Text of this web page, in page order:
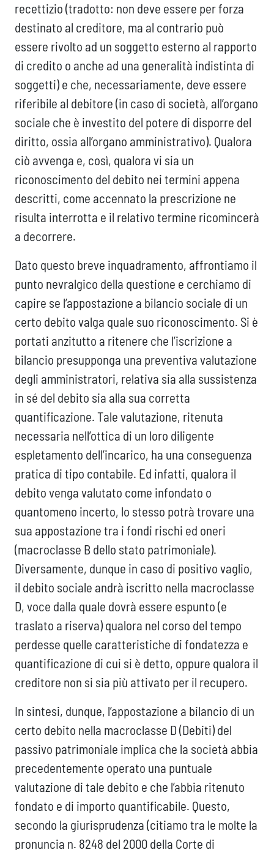
recettizio (tradotto: non deve essere per forza
destinato al creditore, ma al contrario può
essere rivolto ad un soggetto esterno al rapporto
di credito o anche ad una generalità indistinta di
soggetti) e che, necessariamente, deve essere
riferibile al debitore (in caso di società, all’organo
sociale che è investito del potere di disporre del
diritto, ossia all’organo amministrativo). Qualora
ciò avvenga e, così, qualora vi sia un
riconoscimento del debito nei termini appena
descritti, come accennato la prescrizione ne
risulta interrotta e il relativo termine ricomincerà
a decorrere.
Dato questo breve inquadramento, affrontiamo il
punto nevralgico della questione e cerchiamo di
capire se l’appostazione a bilancio sociale di un
certo debito valga quale suo riconoscimento. Si è
portati anzitutto a ritenere che l’iscrizione a
bilancio presupponga una preventiva valutazione
degli amministratori, relativa sia alla sussistenza
in sé del debito sia alla sua corretta
quantificazione. Tale valutazione, ritenuta
necessaria nell’ottica di un loro diligente
espletamento dell’incarico, ha una conseguenza
pratica di tipo contabile. Ed infatti, qualora il
debito venga valutato come infondato o
quantomeno incerto, lo stesso potrà trovare una
sua appostazione tra i fondi rischi ed oneri
(macroclasse B dello stato patrimoniale).
Diversamente, dunque in caso di positivo vaglio,
il debito sociale andrà iscritto nella macroclasse
D, voce dalla quale dovrà essere espunto (e
traslato a riserva) qualora nel corso del tempo
perdesse quelle caratteristiche di fondatezza e
quantificazione di cui si è detto, oppure qualora il
creditore non si sia più attivato per il recupero.
In sintesi, dunque, l’appostazione a bilancio di un
certo debito nella macroclasse D (Debiti) del
passivo patrimoniale implica che la società abbia
precedentemente operato una puntuale
valutazione di tale debito e che l’abbia ritenuto
fondato e di importo quantificabile. Questo,
secondo la giurisprudenza (citiamo tra le molte la
pronuncia n. 8248 del 2000 della Corte di